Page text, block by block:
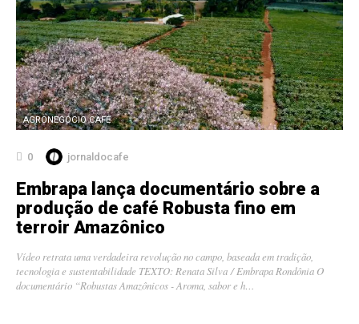
AGRONEGÓCIO CAFÉ
0 jornaldocafe
Embrapa lança documentário sobre a
produção de café Robusta fino em
terroir Amazônico
Vídeo retrata uma verdadeira revolução no campo, baseada em tradição,
tecnologia e sustentabilidade TEXTO: Renata Silva / Embrapa Rondônia O
documentário “Robustas Amazônicos - Aroma, sabor e h…